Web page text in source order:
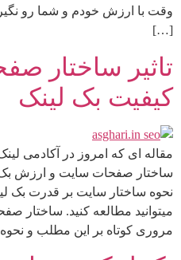
وقت با ارزش خودم و شما رو
[…]
تاثیر ساختار
کیفیت بک لینک
مقاله ای که امروز در آکادمی
ساختار صفحات سایت و ارزش بک
نحوه ساختار سایت بر قدرت بک
میتوانید مطالعه کنید. ساختار
مروری کوتاه بر این مطلب و